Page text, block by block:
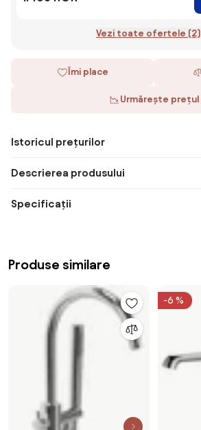
Vezi toate ofertele (2)
Îmi place
Urmărește prețul
Istoricul prețurilor
Descrierea produsului
Specificații
Produse similare
-6 %